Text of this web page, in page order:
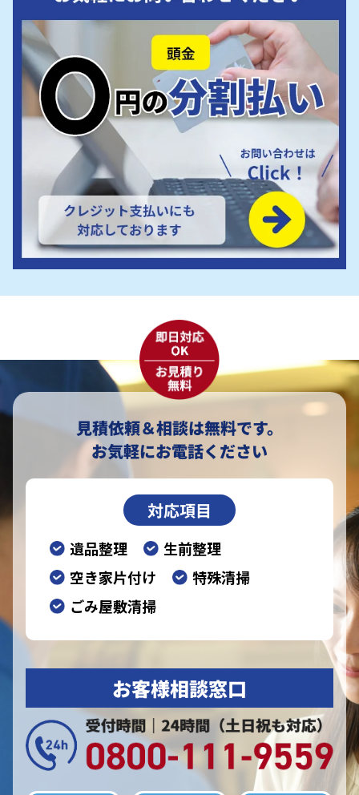
見積依頼＆相談は無料です。
お気軽にお電話ください
対応項目
遺品整理
生前整理
空き家片付け
特殊清掃
ごみ屋敷清掃
お客様相談窓口